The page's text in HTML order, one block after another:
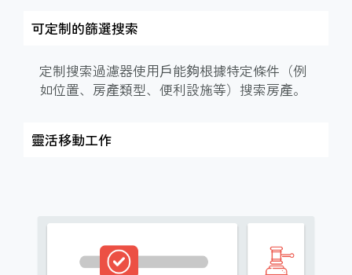
可定制的篩選搜索
定制搜索過濾器使用戶能夠根據特定條件（例
如位置、房產類型、便利設施等）搜索房產。
靈活移動工作